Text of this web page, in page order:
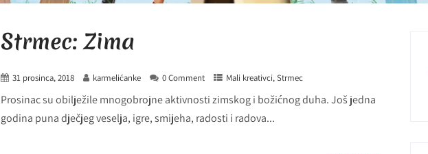
Strmec: Zima
31 prosinca, 2018 karmelićanke 0 Comment Mali kreativci,Strmec
Prosinac su obilježile mnogobrojne aktivnosti zimskog i božićnog duha. Još jedna
godina puna dječjeg veselja, igre, smijeha, radosti i radova...